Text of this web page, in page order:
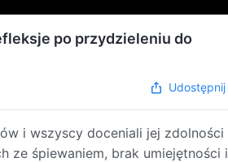
po przydzieleniu do
Udostępnij
i wszyscy doceniali jej zdolności
ze śpiewaniem, brak umiejętności i